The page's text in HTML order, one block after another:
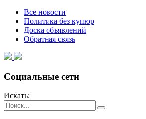
Все новости
Политика без купюр
Доска объявлений
Обратная связь
Социальные сети
Искать: